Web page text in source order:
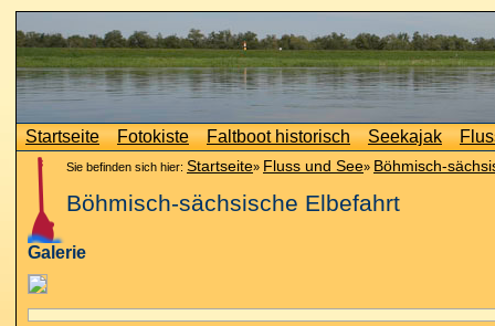
Startseite Fotokiste Faltboot historisch Seekajak
Sie befinden sich hier: Startseite» Fluss und See» Böhmisch-
Böhmisch-sächsische Elbefahrt
Galerie